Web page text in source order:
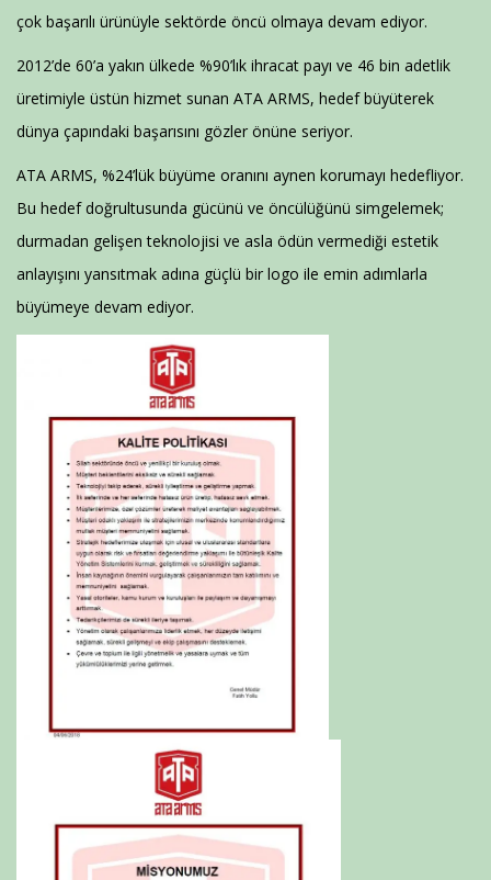
çok başarılı ürünüyle sektörde öncü olmaya devam ediyor.
2012’de 60’a yakın ülkede %90’lık ihracat payı ve 46 bin adetlik
üretimiyle üstün hizmet sunan ATA ARMS, hedef büyüterek
dünya çapındaki başarısını gözler önüne seriyor.
ATA ARMS, %24’lük büyüme oranını aynen korumayı hedefliyor.
Bu hedef doğrultusunda gücünü ve öncülüğünü simgelemek;
durmadan gelişen teknolojisi ve asla ödün vermediği estetik
anlayışını yansıtmak adına güçlü bir logo ile emin adımlarla
büyümeye devam ediyor.